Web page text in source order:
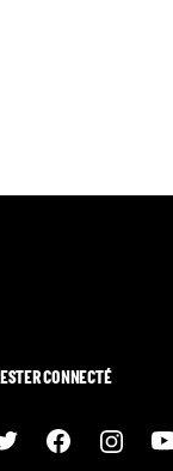
CONNECTÉ